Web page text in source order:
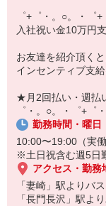
法人営業・アパレ
▼人気案件も多数♪
短期・期間限定・
上場/優良/大手企業
【スマホ面接実施中
￣￣￣￣￣￣￣￣￣
自宅に居ながらス
オンライン面談なの
゜+゜・。○。・゜
入社祝い金10万円
お友達を紹介頂くと,
インセンティブ支
★月2回払い・週払
゜・。○。・゜+゜
勤務時間・曜日
10:00〜19:00（実
※土日祝含む週5日
アクセス・勤務
「妻崎」駅よりバ
「長門長沢」駅よ